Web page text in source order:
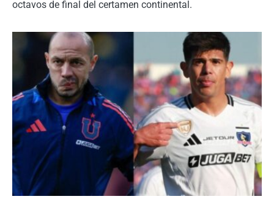
octavos de final del certamen continental.